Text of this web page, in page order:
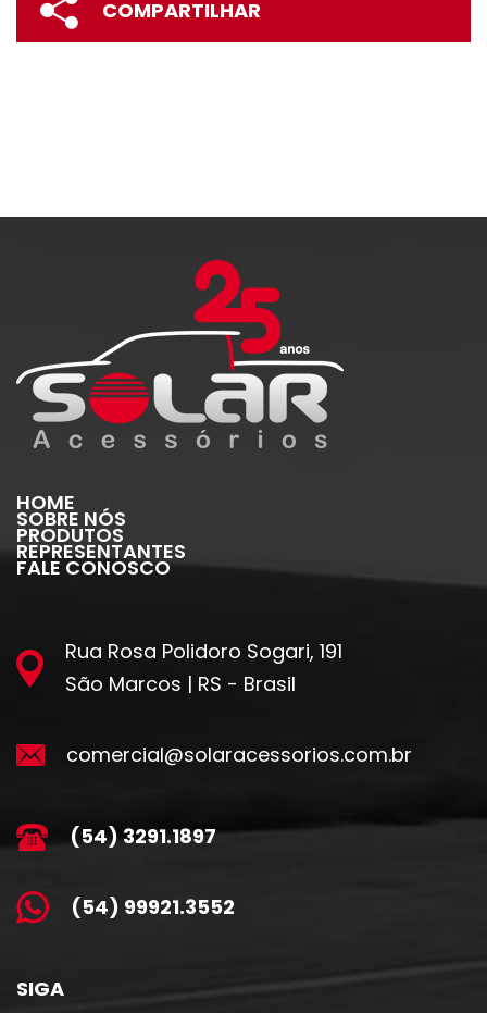
COMPARTILHAR
HOME
SOBRE NÓS
PRODUTOS
REPRESENTANTES
FALE CONOSCO
Rua Rosa Polidoro Sogari, 191
São Marcos | RS - Brasil
comercial@solaracessorios.com.br
(54) 3291.1897
(54) 99921.3552
SIGA